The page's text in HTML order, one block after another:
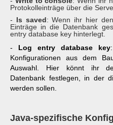
Protokolleinträge über die
- Is saved: Wenn ihr hier
Einträge in die Datenbank
entry database key hinterlegt.
- Log entry database key
Konfigurationen aus dem
Auswahl. Hier könnt ihr
Datenbank festlegen, in der
werden sollen.
Java-spezifische